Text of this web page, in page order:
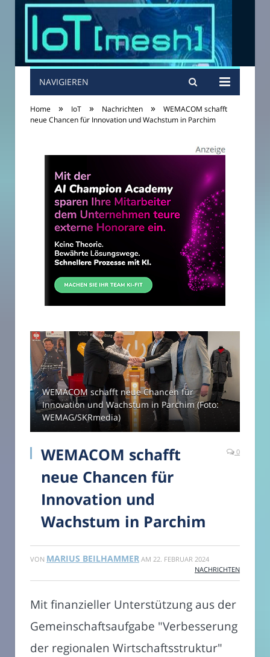
NAVIGIEREN
Home » IoT » Nachrichten »
WEMACOM schafft
neue Chancen für Innovation und Wachstum in Parchim
WEMACOM schafft neue Chancen für
Innovation und Wachstum in Parchim (Foto:
WEMAG/SKRmedia)
WEMACOM schafft
neue Chancen für
Innovation und
Wachstum in Parchim
0
VON MARIUS BEILHAMMER AM 22. FEBRUAR 2024
NACHRICHTEN
Mit finanzieller Unterstützung aus der
Gemeinschaftsaufgabe "Verbesserung
der regionalen Wirtschaftsstruktur"